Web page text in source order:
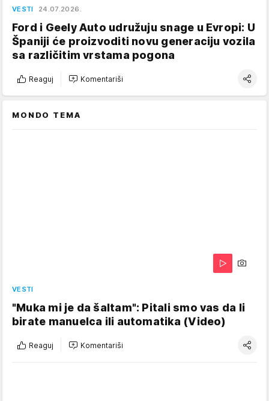
VESTI 24.07.2026.
Ford i Geely Auto udružuju snage u Evropi: U
Španiji će proizvoditi novu generaciju vozila
sa različitim vrstama pogona
Reaguj Komentariši
MONDO TEMA
VESTI
"Muka mi je da šaltam": Pitali smo vas da li
birate manuelca ili automatika (Video)
Reaguj Komentariši